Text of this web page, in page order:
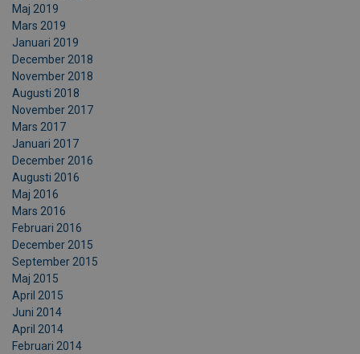
Maj 2019
Mars 2019
Januari 2019
December 2018
November 2018
Augusti 2018
November 2017
Mars 2017
Januari 2017
December 2016
Augusti 2016
Maj 2016
Mars 2016
Februari 2016
December 2015
September 2015
Maj 2015
April 2015
Juni 2014
April 2014
Februari 2014